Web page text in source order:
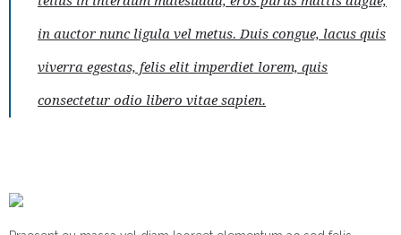
in auctor nunc ligula vel metus. Duis congue, lacus quis
viverra egestas, felis elit imperdiet lorem, quis
consectetur odio libero vitae sapien.